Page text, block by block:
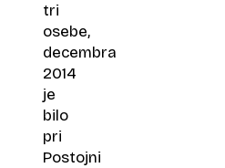
tri
osebe,
decembra
2014
je
bilo
pri
Postojni